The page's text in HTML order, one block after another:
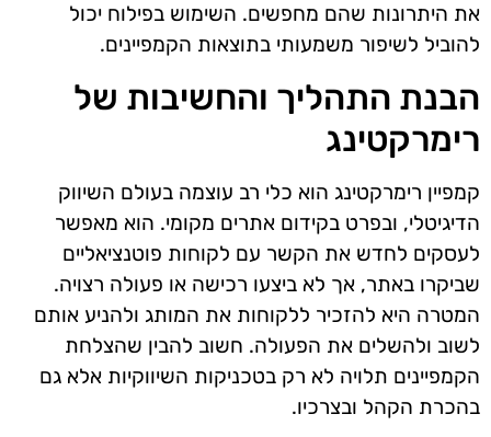
את היתרונות שהם מחפשים. השימוש בפילוח יכול
להוביל לשיפור משמעותי בתוצאות הקמפיינים.
הבנת התהליך והחשיבות של
רימרקטינג
קמפיין רימרקטינג הוא כלי רב עוצמה בעולם השיווק
הדיגיטלי, ובפרט בקידום אתרים מקומי. הוא מאפשר
לעסקים לחדש את הקשר עם לקוחות פוטנציאליים
שביקרו באתר, אך לא ביצעו רכישה או פעולה רצויה.
המטרה היא להזכיר ללקוחות את המותג ולהניע אותם
לשוב ולהשלים את הפעולה. חשוב להבין שהצלחת
הקמפיינים תלויה לא רק בטכניקות השיווקיות אלא גם
בהכרת הקהל ובצרכיו.